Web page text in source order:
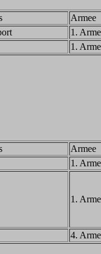
Armee
1.
1.
Armee
1.
1.
4.